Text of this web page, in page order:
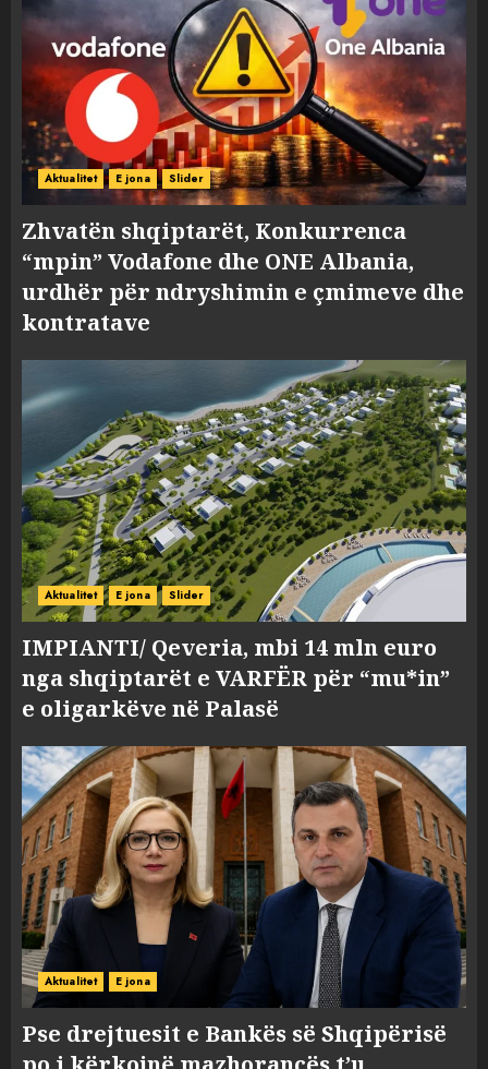
Aktualitet E jona Slider
Zhvatën shqiptarët, Konkurrenca
“mpin” Vodafone dhe ONE Albania,
urdhër për ndryshimin e çmimeve dhe
kontratave
Aktualitet E jona Slider
IMPIANTI/ Qeveria, mbi 14 mln euro
nga shqiptarët e VARFËR për “mu*in”
e oligarkëve në Palasë
Aktualitet E jona
Pse drejtuesit e Bankës së Shqipërisë